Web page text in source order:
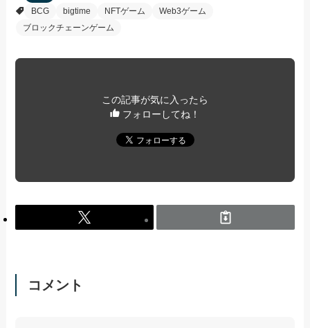
BCG
bigtime NFTゲーム
Web3ゲーム
ブロックチェーンゲーム
この記事が気に入ったら
フォローしてね！
コメント